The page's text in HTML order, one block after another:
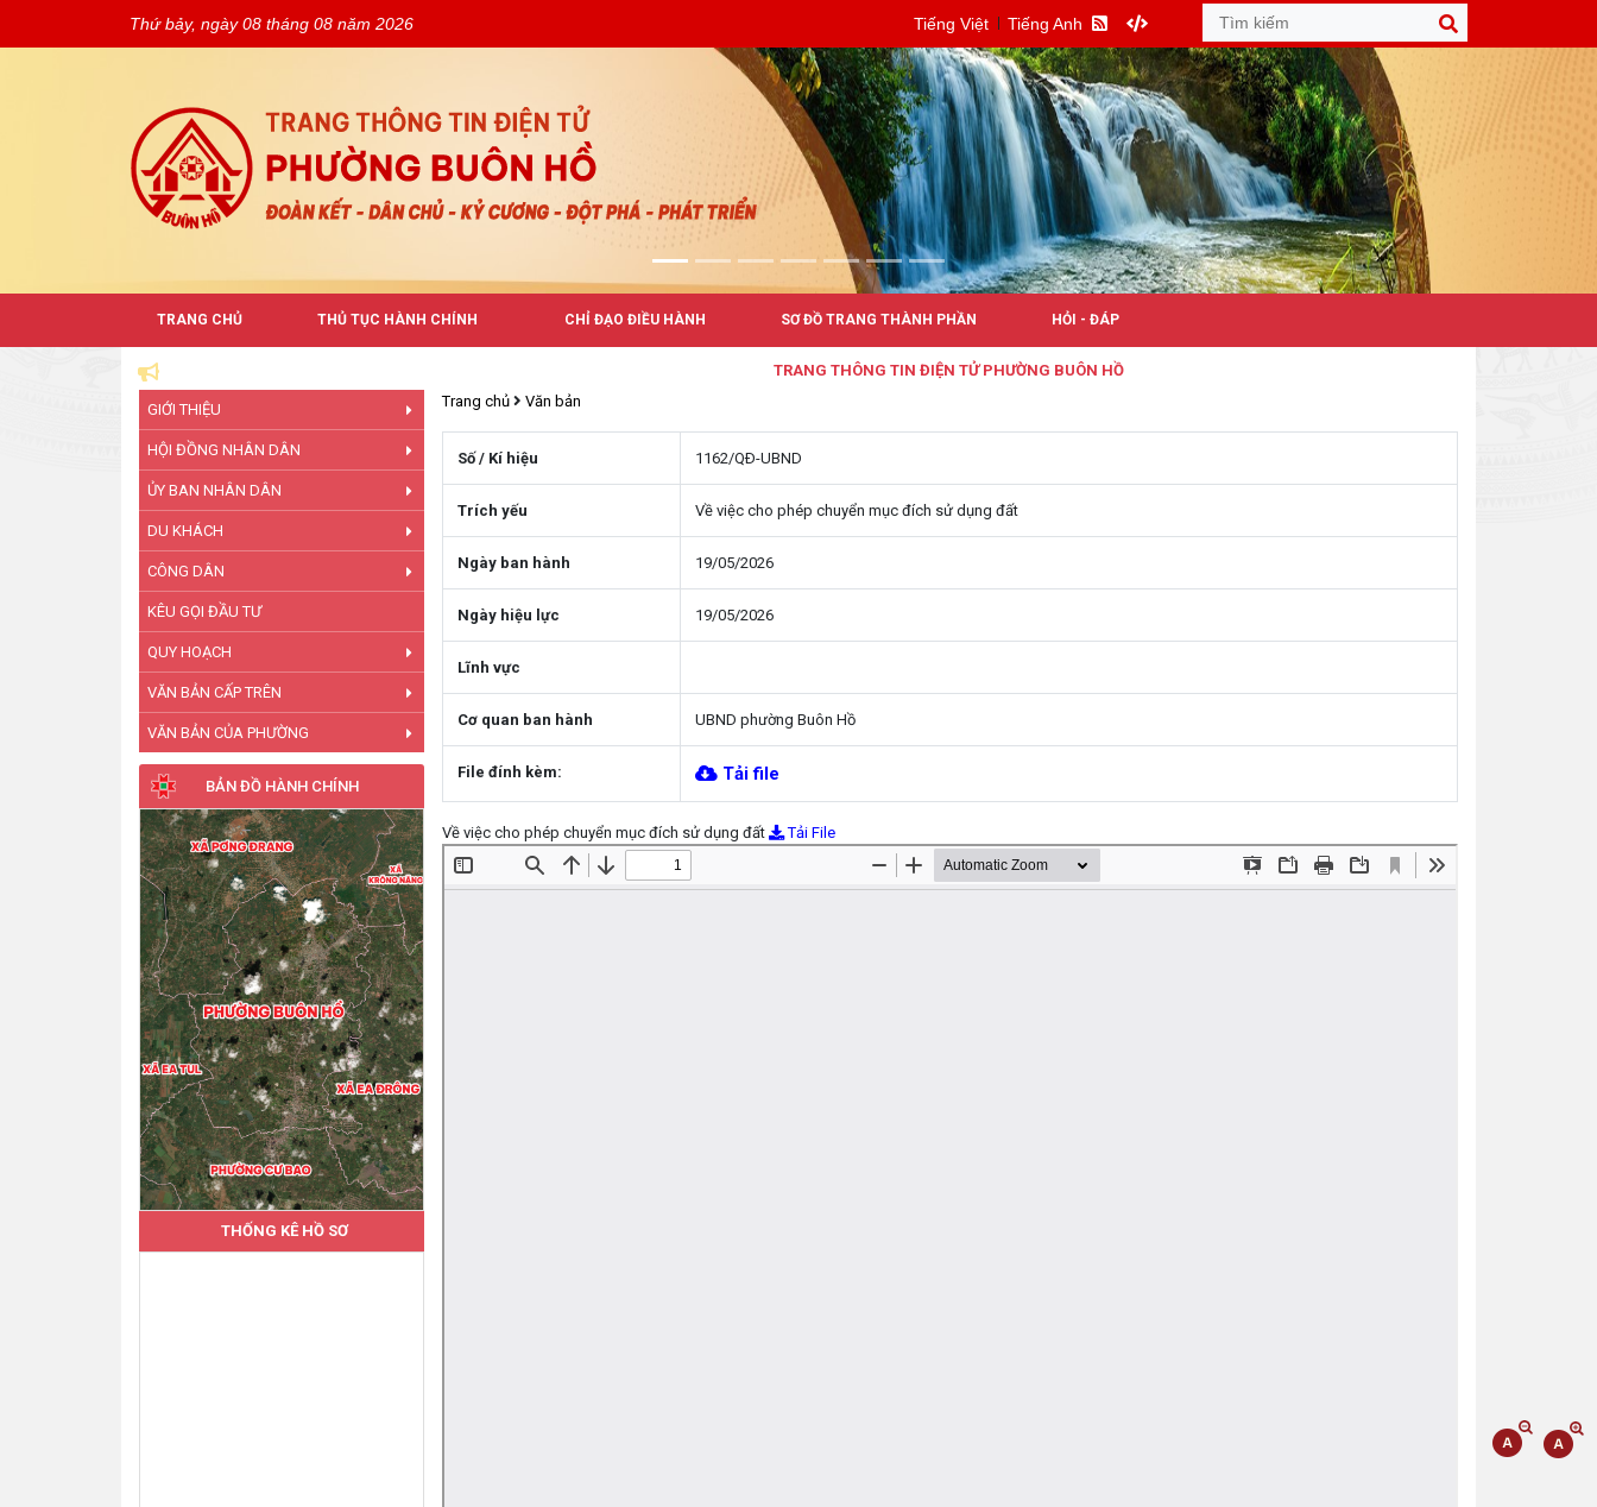
Thứ bảy, ngày 08 tháng 08 năm 2026 Tiếng Việt Tiếng Anh
TRANG CHỦ THỦ TỤC HÀNH CHÍNH CHỈ ĐẠO ĐIỀU HÀNH SƠ ĐỒ TRANG THÀNH PHẦN HỎI - ĐÁP
TRANG THÔNG TIN ĐIỆN TỬ PHƯỜNG BUÔN HỒ
GIỚI THIỆU
HỘI ĐỒNG NHÂN DÂN
ỦY BAN NHÂN DÂN
DU KHÁCH
CÔNG DÂN
KÊU GỌI ĐẦU TƯ
QUY HOẠCH
VĂN BẢN CẤP TRÊN
VĂN BẢN CỦA PHƯỜNG
BẢN ĐỒ HÀNH CHÍNH
THỐNG KÊ HỒ SƠ
Trang chủ Văn bản
Số / Kí hiệu 1162/QÐ-UBND
Trích yếu Về việc cho phép chuyển mục đích sử dụng đất
Ngày ban hành 19/05/2026
Ngày hiệu lực 19/05/2026
Lĩnh vực
Cơ quan ban hành UBND phường Buôn Hồ
File đính kèm: Tải file
Về việc cho phép chuyển mục đích sử dụng đất Tải File